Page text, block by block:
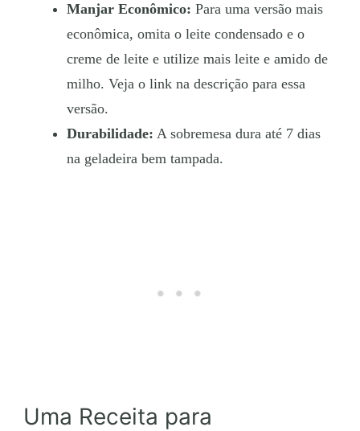
Manjar Econômico: Para uma versão mais
econômica, omita o leite condensado e o
creme de leite e utilize mais leite e amido de
milho. Veja o link na descrição para essa
versão.
Durabilidade: A sobremesa dura até 7 dias
na geladeira bem tampada.
Uma Receita para